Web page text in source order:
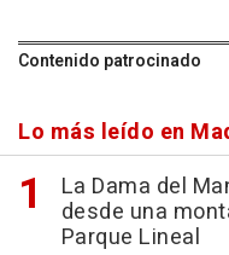
Contenido patrocinado
Lo más leído en
La Dama del
desde una
Parque Lineal